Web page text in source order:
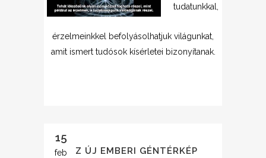
tudatunkkal,
érzelmeinkkel befolyásolhatjuk világunkat,
amit ismert tudósok kísérletei bizonyítanak.
15
feb AZ ÚJ EMBERI GÉNTÉRKÉP